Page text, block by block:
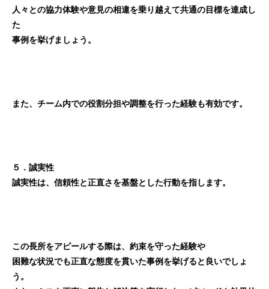
人々との協力体験や意見の相違を乗り越えて共通の目標を達成し
た
事例を挙げましょう。
また、チーム内での役割分担や調整を行った経験も有効です。
５．誠実性
誠実性は、信頼性と正直さを基盤とした行動を指します。
この長所をアピールする際は、約束を守った経験や
困難な状況でも正直な態度を貫いた事例を挙げると良いでしょ
う。